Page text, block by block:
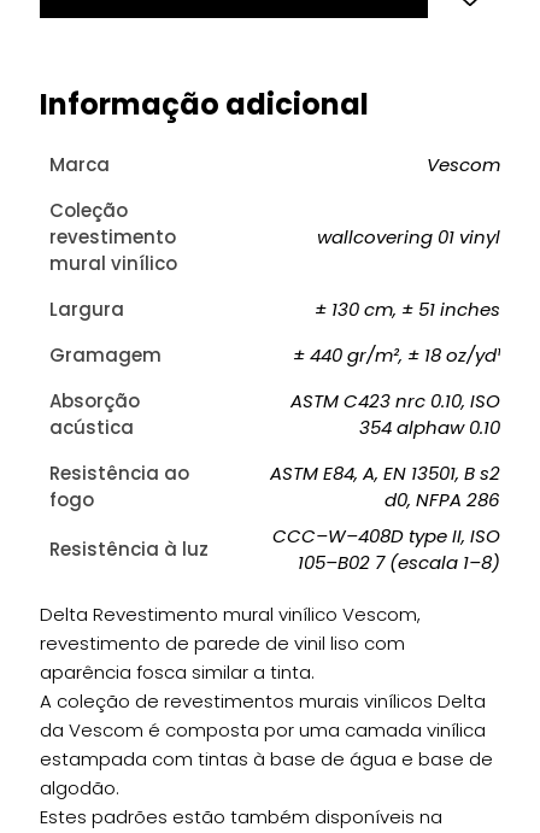
Informação adicional
Marca
Vescom
Coleção
revestimento
mural vinílico
wallcovering 01 vinyl
Largura
± 130 cm, ± 51 inches
Gramagem
± 440 gr/m², ± 18 oz/yd¹
Absorção
acústica
ASTM C423 nrc 0.10, ISO
354 alphaw 0.10
Resistência ao
fogo
ASTM E84, A, EN 13501, B s2
d0, NFPA 286
Resistência à luz
CCC–W–408D type II, ISO
105–B02 7 (escala 1–8)
Delta Revestimento mural vinílico Vescom,
revestimento de parede de vinil liso com
aparência fosca similar a tinta.
A coleção de revestimentos murais vinílicos Delta
da Vescom é composta por uma camada vinílica
estampada com tintas à base de água e base de
algodão.
Estes padrões estão também disponíveis na